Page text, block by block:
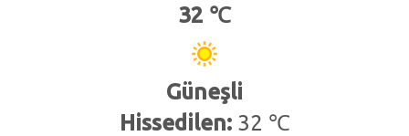
32 ℃
Güneşli
Hissedilen:32 ℃